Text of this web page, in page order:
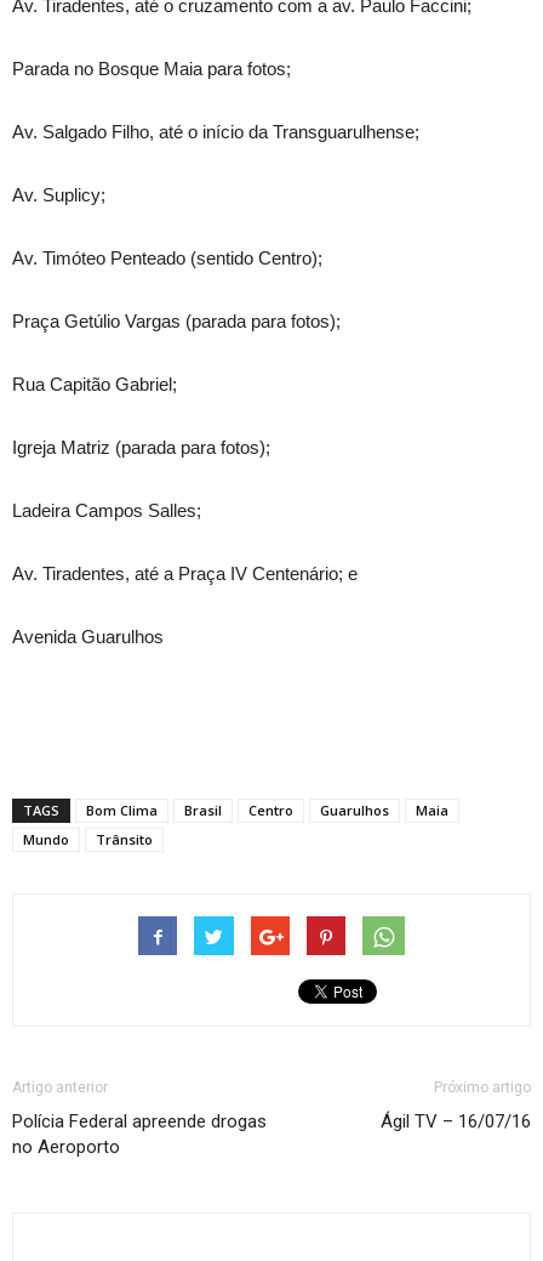
Av. Tiradentes, até o cruzamento com a av. Paulo Faccini;
Parada no Bosque Maia para fotos;
Av. Salgado Filho, até o início da Transguarulhense;
Av. Suplicy;
Av. Timóteo Penteado (sentido Centro);
Praça Getúlio Vargas (parada para fotos);
Rua Capitão Gabriel;
Igreja Matriz (parada para fotos);
Ladeira Campos Salles;
Av. Tiradentes, até a Praça IV Centenário; e
Avenida Guarulhos
TAGS Bom Clima Brasil Centro Guarulhos
Maia
Mundo
Trânsito
Artigo anterior
Polícia Federal apreende drogas
no Aeroporto
Próximo artigo
Ágil TV – 16/07/16